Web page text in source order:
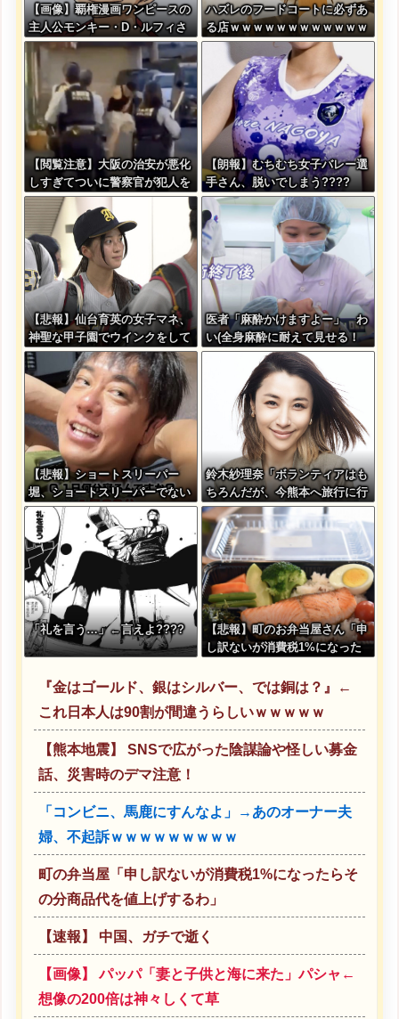
【画像】覇権漫画ワンピースの
主人公モンキー・D・ルフィさ
ん、変わり果てた姿で発見され
る・・・
ハズレのフードコートに必ずあ
る店ｗｗｗｗｗｗｗｗｗｗｗｗ
【閲覧注意】大阪の治安が悪化
しすぎてついに警察官が犯人を
銃殺。いよいよアメリカみたい
になってきたな
【朗報】むちむち女子バレー選
手さん、脱いでしまう????
【悲報】仙台育英の女子マネ、
神聖な甲子園でウインクをして
しまう
医者「麻酔かけますよー」 わ
い(全身麻酔に耐えて見せる！
うおおおおおお！！！！)
【悲報】ショートスリーパー
堀、ショートスリーパーでない
事がバレてしまう
鈴木紗理奈「ボランティアはも
ちろんだが、今熊本へ旅行に行
くことも支援になる」
「礼を言う…」←言えよ????
【悲報】町のお弁当屋さん「申
し訳ないが消費税1%になった
わ」
『金はゴールド、銀はシルバー、では銅は？』←
これ日本人は90割が間違うらしいｗｗｗｗｗ
【熊本地震】 SNSで広がった陰謀論や怪しい募金
話、災害時のデマ注意！
「コンビニ、馬鹿にすんなよ」→あのオーナー夫
婦、不起訴ｗｗｗｗｗｗｗｗｗ
町の弁当屋「申し訳ないが消費税1%になったらそ
の分商品代を値上げするわ」
【速報】 中国、ガチで逝く
【画像】 パッパ「妻と子供と海に来た」パシャ←
想像の200倍は神々しくて草